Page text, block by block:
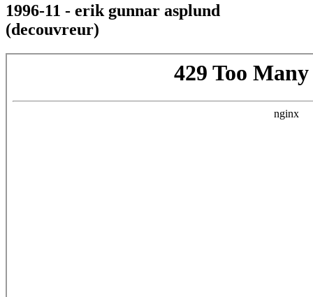
1996-11 - erik gunnar asplund
(decouvreur)